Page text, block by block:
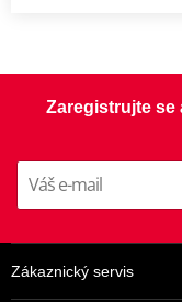
Zaregistrujte se
Zákaznický servis